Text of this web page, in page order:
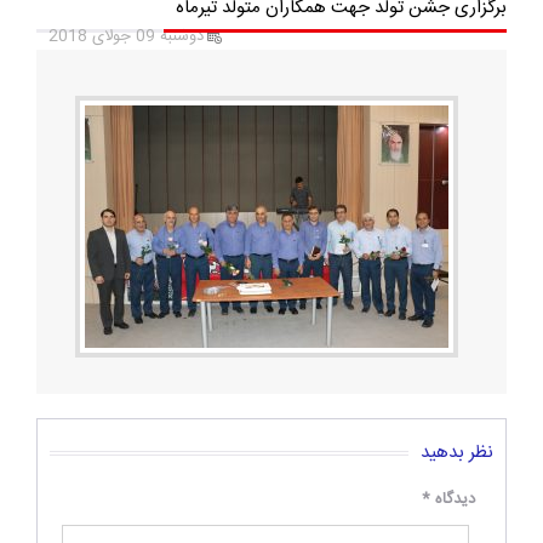
برگزاری جشن تولد جهت همکاران متولد تیرماه
دوشنبه 09 جولای 2018
نظر بدهید
دیدگاه*